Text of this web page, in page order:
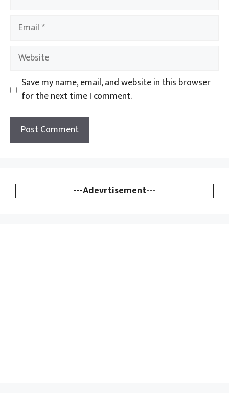
Email
Website
Save my name, email, and website in this browser
for the next time I comment.
---Adevrtisement---